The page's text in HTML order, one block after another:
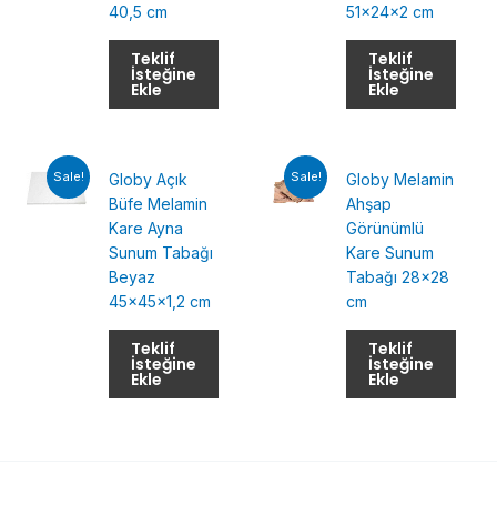
40,5 cm
Teklif
İsteğine
Ekle
51x24x2 cm
Teklif
İsteğine
Ekle
Sale!
Globy Açık
Büfe Melamin
Kare Ayna
Sunum Tabağı
Beyaz
45x45x1,2 cm
Teklif
İsteğine
Ekle
Sale!
Globy Melamin
Ahşap
Görünümlü
Kare Sunum
Tabağı 28×28
cm
Teklif
İsteğine
Ekle